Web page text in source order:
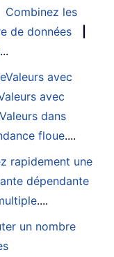
Combinez les
de données
...
avec
avec
dans
floue....
rapidement une
dépendante
....
un nombre